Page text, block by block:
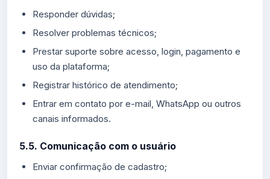
Responder dúvidas;
Resolver problemas técnicos;
Prestar suporte sobre acesso, login, pagamento e
uso da plataforma;
Registrar histórico de atendimento;
Entrar em contato por e-mail, WhatsApp ou outros
canais informados.
5.5. Comunicação com o usuário
Enviar confirmação de cadastro;